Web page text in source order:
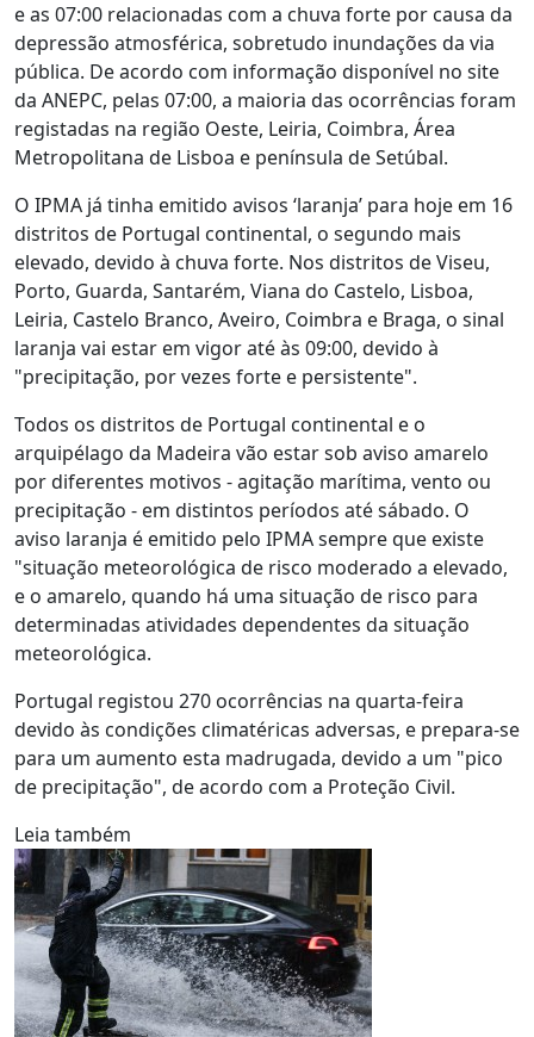
e as 07:00 relacionadas com a chuva forte por causa da
depressão atmosférica, sobretudo inundações da via
pública. De acordo com informação disponível no site
da ANEPC, pelas 07:00, a maioria das ocorrências foram
registadas na região Oeste, Leiria, Coimbra, Área
Metropolitana de Lisboa e península de Setúbal.
O IPMA já tinha emitido avisos ‘laranja’ para hoje em 16
distritos de Portugal continental, o segundo mais
elevado, devido à chuva forte. Nos distritos de Viseu,
Porto, Guarda, Santarém, Viana do Castelo, Lisboa,
Leiria, Castelo Branco, Aveiro, Coimbra e Braga, o sinal
laranja vai estar em vigor até às 09:00, devido à
"precipitação, por vezes forte e persistente".
Todos os distritos de Portugal continental e o
arquipélago da Madeira vão estar sob aviso amarelo
por diferentes motivos - agitação marítima, vento ou
precipitação - em distintos períodos até sábado. O
aviso laranja é emitido pelo IPMA sempre que existe
"situação meteorológica de risco moderado a elevado,
e o amarelo, quando há uma situação de risco para
determinadas atividades dependentes da situação
meteorológica.
Portugal registou 270 ocorrências na quarta-feira
devido às condições climatéricas adversas, e prepara-se
para um aumento esta madrugada, devido a um "pico
de precipitação", de acordo com a Proteção Civil.
Leia também